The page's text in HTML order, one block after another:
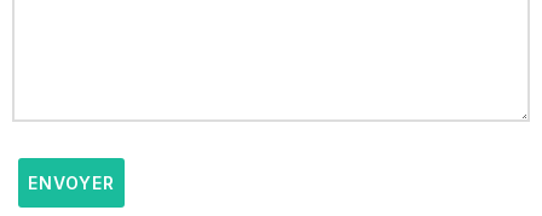
ENVOYER